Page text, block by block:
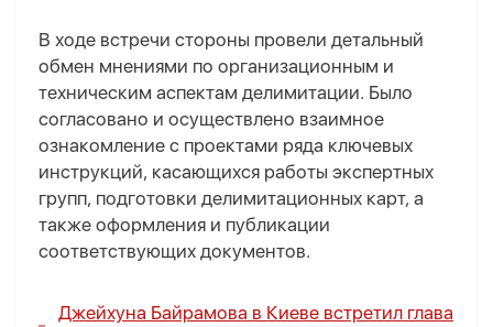
В ходе встречи стороны провели детальный
обмен мнениями по организационным и
техническим аспектам делимитации. Было
согласовано и осуществлено взаимное
ознакомление с проектами ряда ключевых
инструкций, касающихся работы экспертных
групп, подготовки делимитационных карт, а
также оформления и публикации
соответствующих документов.
Джейхуна Байрамова в Киеве встретил глава